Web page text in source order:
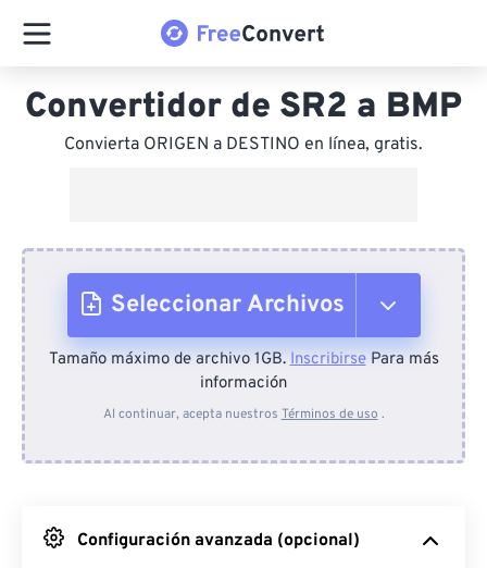
Convertidor de SR2 a BMP
Convierta ORIGEN a DESTINO en línea, gratis.
Seleccionar Archivos
Desde el dispositivo
Desde Google Drive
Tamaño máximo de archivo 1GB.InscribirsePara más
información
Al continuar, acepta nuestros Términos de uso .
Configuración avanzada (opcional)